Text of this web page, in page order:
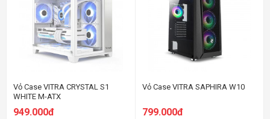
Vỏ Case VITRA CRYSTAL S1
WHITE M-ATX
949.000đ
Vỏ Case VITRA SAPHIRA W10
799.000đ